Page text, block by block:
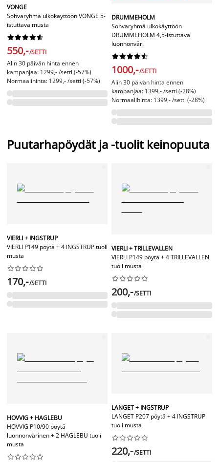
VONGE
Sohvaryhmä ulkokäyttöön VONGE 5-
istuttava musta






550,-/SETTI
Alin 30 päivän hinta ennen
kampanjaa: 1299,- /setti (-57%)
Normaalihinta: 1299,- /setti (-57%)
DRUMMEHOLM
Sohvaryhmä ulkokäyttöön
DRUMMEHOLM 4,5-istuttava
luonnonvär.






1000,-/SETTI
Alin 30 päivän hinta ennen
kampanjaa: 1399,- /setti (-28%)
Normaalihinta: 1399,- /setti (-28%)
Puutarhapöydät ja -tuolit keinopuuta
VIERLI + INGSTRUP
VIERLI P149 pöytä + 4 INGSTRUP tuoli
musta






170,-/SETTI
VIERLI + TRILLEVALLEN
VIERLI P149 pöytä + 4 TRILLEVALLEN
tuoli musta






200,-/SETTI
HOVVIG + HAGLEBU
HOVVIG P10/90 pöytä
luonnonvärinen + 2 HAGLEBU tuoli
musta






LANGET + INGSTRUP
LANGET P207 pöytä + 4 INGSTRUP
tuoli musta






220,-/SETTI